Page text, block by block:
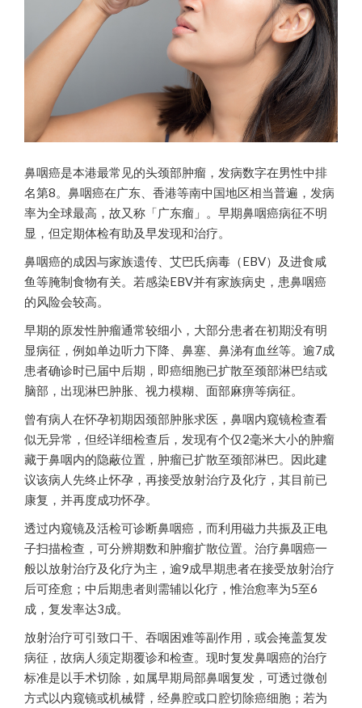
鼻咽癌是本港最常见的头颈部肿瘤，发病数字在男性中排
名第8。鼻咽癌在广东、香港等南中国地区相当普遍，发病
率为全球最高，故又称「广东瘤」。早期鼻咽癌病征不明
显，但定期体检有助及早发现和治疗。
鼻咽癌的成因与家族遗传、艾巴氏病毒（EBV）及进食咸
鱼等腌制食物有关。若感染EBV并有家族病史，患鼻咽癌
的风险会较高。
早期的原发性肿瘤通常较细小，大部分患者在初期没有明
显病征，例如单边听力下降、鼻塞、鼻涕有血丝等。逾7成
患者确诊时已届中后期，即癌细胞已扩散至颈部淋巴结或
脑部，出现淋巴肿胀、视力模糊、面部麻痹等病征。
曾有病人在怀孕初期因颈部肿胀求医，鼻咽内窥镜检查看
似无异常，但经详细检查后，发现有个仅2毫米大小的肿瘤
藏于鼻咽内的隐蔽位置，肿瘤已扩散至颈部淋巴。因此建
议该病人先终止怀孕，再接受放射治疗及化疗，其目前已
康复，并再度成功怀孕。
透过内窥镜及活检可诊断鼻咽癌，而利用磁力共振及正电
子扫描检查，可分辨期数和肿瘤扩散位置。治疗鼻咽癌一
般以放射治疗及化疗为主，逾9成早期患者在接受放射治疗
后可痊愈；中后期患者则需辅以化疗，惟治愈率为5至6
成，复发率达3成。
放射治疗可引致口干、吞咽困难等副作用，或会掩盖复发
病征，故病人须定期覆诊和检查。现时复发鼻咽癌的治疗
标准是以手术切除，如属早期局部鼻咽复发，可透过微创
方式以内窥镜或机械臂，经鼻腔或口腔切除癌细胞；若为